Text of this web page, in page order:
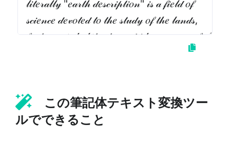
この筆記体テキスト変換ツー
ルでできること